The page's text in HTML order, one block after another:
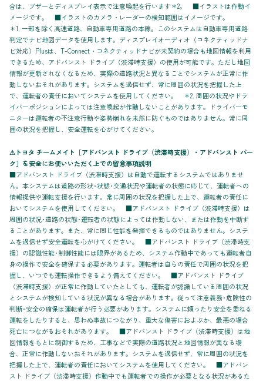
合は、ブザーとディスプレイ表示で注意喚起を行います＊2。 ■イラストは作動イ
メージです。 ■イラストのカメラ・レーダーの検知範囲はイメージです。
＊1. 一部を除く高速道路、自動車専用道路の本線。このシステムは自動車専用道路
判定でナビ地図データを使用します。ディスプレイオーディオ（コネクティッドナ
ビ対応）Plusは、T-Connect・コネクティッドナビが未契約の場合も地図情報を利用
できるため、アドバンスト ドライブ（渋滞時支援）の使用が可能です。ただし地図
情報が更新されなくなるため、実際の道路状況と異なることでシステムが正常に作
動しないおそれがあります。システムを過信せず、常に周囲の状況を把握した上
で、運転者の責任においてシステムを使用してください。 ＊2. 周囲の状況やドラ
イバーポジションによっては注意喚起が作動しないことがあります。ドライバーモ
ニターは運転者の不注意行動や姿勢崩れを未然に防ぐものではありません。常に周
囲の状況を把握し、安全運転を心がけてください。
⚠トヨタ チームメイト［アドバンスト ドライブ（渋滞時支援）・アドバンスト パー
ク］を安全にお使いいただく上での留意事項説明
■アドバンスト ドライブ（渋滞時支援）は自動で運転するシステムではありませ
ん。本システムは道路の形状･状態･交通状況や運転者の状態に応じて、運転者への
情報提供や運転支援を行います。常に周囲の状況を把握した上で、運転者の責任に
おいてシステムを使用してください。 ■アドバンスト ドライブ（渋滞時支援）は
周囲の状況･道路の状態･運転者の状態によっては作動しない、または作動を中断す
ることがあります。また、常に同じ性能を発揮できるものではありません。システ
ムを過信せず安全運転を心がけてください。 ■アドバンスト ドライブ（渋滞時支
援）の認識性能･制御性能には限界があるため、システム作動中であっても運転者自
身の操作で安全を確保する必要があります。運転者は自らの責任で周囲の状況を把
握し、いつでも運転操作できるよう備えてください。 ■アドバンスト ドライブ
（渋滞時支援）が正常に作動していたとしても、運転者が認識している周囲の状況
とシステムが検知している状況が異なる場合があります。従って注意義務･危険性の
判断･安全の確保は運転者が行う必要があります。システムに頼ったり安全を委ねる
運転をしたりすると、思わぬ事故につながり、重大な傷害におよぶか、最悪の場合
死亡につながるおそれがあります。 ■アドバンスト ドライブ（渋滞時支援）は地
図情報をもとに制御するため、工事などで実際の道路状況と地図情報が異なる場
合、正常に作動しないおそれがあります。システムを過信せず、常に周囲の状況を
把握した上で、運転者の責任においてシステムを使用してください。 ■アドバン
スト ドライブ（渋滞時支援）作動中でも運転者での操作が必要となる状況があるた